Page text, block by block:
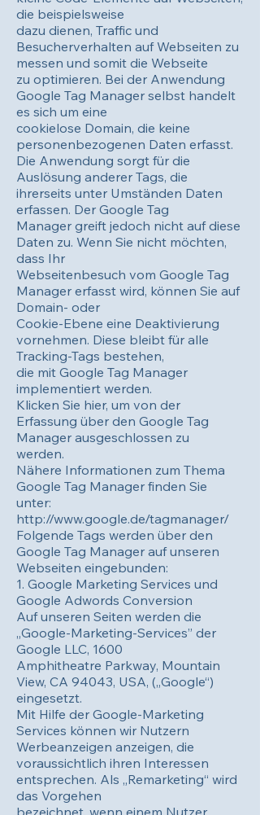
die beispielsweise
dazu dienen, Traffic und
Besucherverhalten auf Webseiten zu
messen und somit die Webseite
zu optimieren. Bei der Anwendung
Google Tag Manager selbst handelt
es sich um eine
cookielose Domain, die keine
personenbezogenen Daten erfasst.
Die Anwendung sorgt für die
Auslösung anderer Tags, die
ihrerseits unter Umständen Daten
erfassen. Der Google Tag
Manager greift jedoch nicht auf diese
Daten zu. Wenn Sie nicht möchten,
dass Ihr
Webseitenbesuch vom Google Tag
Manager erfasst wird, können Sie auf
Domain- oder
Cookie-Ebene eine Deaktivierung
vornehmen. Diese bleibt für alle
Tracking-Tags bestehen,
die mit Google Tag Manager
implementiert werden.
Klicken Sie hier, um von der
Erfassung über den Google Tag
Manager ausgeschlossen zu
werden.
Nähere Informationen zum Thema
Google Tag Manager finden Sie
unter:
http://www.google.de/tagmanager/
Folgende Tags werden über den
Google Tag Manager auf unseren
Webseiten eingebunden:
1. Google Marketing Services und
Google Adwords Conversion
Auf unseren Seiten werden die
„Google-Marketing-Services” der
Google LLC, 1600
Amphitheatre Parkway, Mountain
View, CA 94043, USA, („Google“)
eingesetzt.
Mit Hilfe der Google-Marketing
Services können wir Nutzern
Werbeanzeigen anzeigen, die
voraussichtlich ihren Interessen
entsprechen. Als „Remarketing“ wird
das Vorgehen
bezeichnet, wenn einem Nutzer